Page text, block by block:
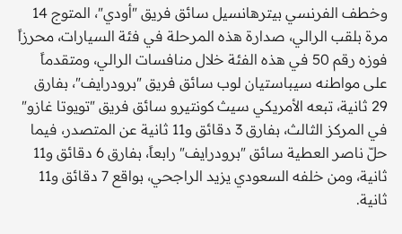
وخطف الفرنسي بيترهانسيل سائق فريق "أودي"، المتوج 14
مرة بلقب الرالي، صدارة هذه المرحلة في فئة السيارات، محرزاً
فوزه رقم 50 في هذه الفئة خلال منافسات الرالي، ومتقدماً
على مواطنه سيباستيان لوب سائق فريق "برودرايف"، بفارق
29 ثانية، تبعه الأمريكي سيث كونتيرو سائق فريق "تويوتا غازو"
في المركز الثالث، بفارق 3 دقائق و11 ثانية عن المتصدر، فيما
حلّ ناصر العطية سائق "برودرايف" رابعاً، بفارق 6 دقائق و11
ثانية، ومن خلفه السعودي يزيد الراجحي، بواقع 7 دقائق و11
ثانية.